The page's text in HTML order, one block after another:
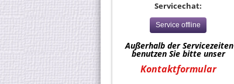
Servicechat:
Service offline
Außerhalb der Servicezeiten
benutzen Sie bitte unser
Kontaktformular